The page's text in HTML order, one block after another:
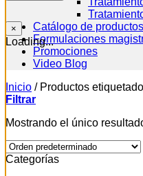
×
Loading...
Catálogo de productos
Formulaciones
Promociones
Video Blog
Inicio /Productos
Filtrar
Mostrando el único
Categorías